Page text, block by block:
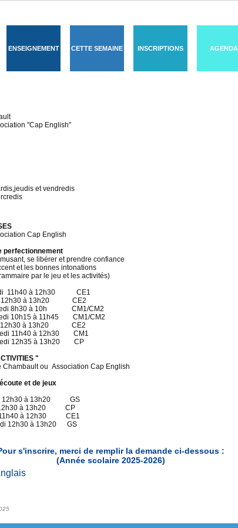
ENSEIGNEMENT CETTE SEMAINE INSCRIPTIONS AGENDA
"Cap English"
et vendredis
Cap English
perfectionnement
se libérer et prendre confiance
et les bonnes intonations
par le jeu et les activités)
11h40 à 12h30 CE1
à 13h20 CE2
à 10h CM1/CM2
à 11h45 CM1/CM2
à 13h20 CE2
à 12h30 CM1
à 13h20 CP
"
Chambault ou Association Cap English
et de jeux
12h30 à 13h20 GS
à 13h20 CP
à 12h30 CE1
à 13h20 GS
s'inscrire, merci de remplir la demande ci-dessous :
(Année scolaire 2025-2026)